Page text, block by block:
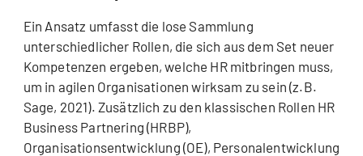
Ein Ansatz umfasst die lose Sammlung
unterschiedlicher Rollen, die sich aus dem Set neuer
Kompetenzen ergeben, welche HR mitbringen muss,
um in agilen Organisationen wirksam zu sein (z.B.
Sage, 2021). Zusätzlich zu den klassischen Rollen HR
Business Partnering (HRBP),
Organisationsentwicklung (OE), Personalentwicklung